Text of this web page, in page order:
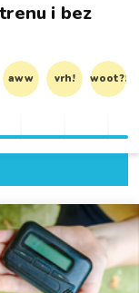
i bez
aww vrh! woot?!